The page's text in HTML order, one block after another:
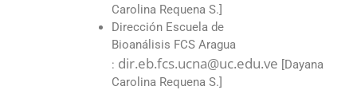
Carolina Requena S.]
Dirección Escuela de
Bioanálisis FCS Aragua
: dir.eb.fcs.ucna@uc.edu.ve [Dayana
Carolina Requena S.]